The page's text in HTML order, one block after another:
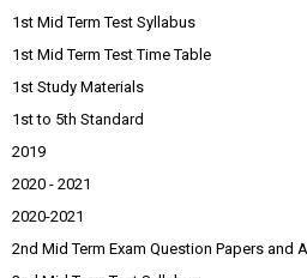
1st Mid Term Test Syllabus
1st Mid Term Test Time Table
1st Study Materials
1st to 5th Standard
2019
2020 - 2021
2020-2021
2nd Mid Term Exam Question Papers and